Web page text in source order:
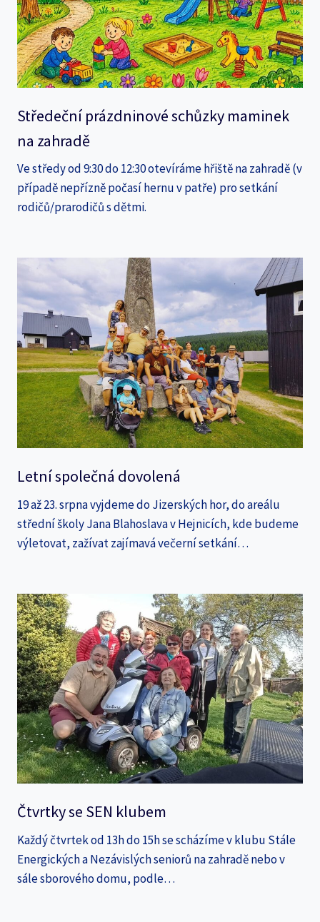
Středeční prázdninové schůzky maminek
na zahradě
Ve středy od 9:30 do 12:30 otevíráme hřiště na zahradě (v
případě nepřízně počasí hernu v patře) pro setkání
rodičů/prarodičů s dětmi.
Letní společná dovolená
19 až 23. srpna vyjdeme do Jizerských hor, do areálu
střední školy Jana Blahoslava v Hejnicích, kde budeme
výletovat, zažívat zajímavá večerní setkání…
Čtvrtky se SEN klubem
Každý čtvrtek od 13h do 15h se scházíme v klubu Stále
Energických a Nezávislých seniorů na zahradě nebo v
sále sborového domu, podle…